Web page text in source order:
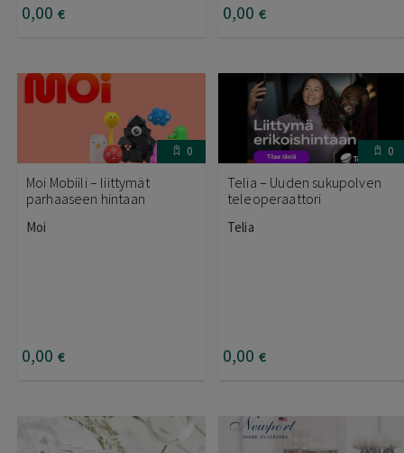
0,00 € 0,00 €
0
Moi Mobiili – liittymät
parhaaseen hintaan
Moi
0,00 €
0
Telia – Uuden sukupolven
teleoperaattori
Telia
0,00 €